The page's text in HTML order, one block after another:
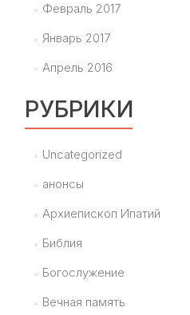
Февраль 2017
Январь 2017
Апрель 2016
РУБРИКИ
Uncategorized
анонсы
Архиепископ Ипатий
Библия
Богослужение
Вечная память